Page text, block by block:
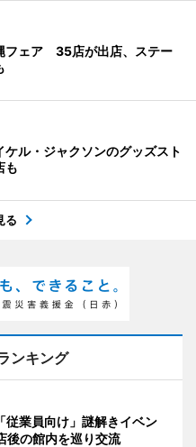
フェア 35店が出店、ステー
ル・ジャクソンのグッズスト
も
る
ンキング
従業員向け」謎解きイベン
の館内を巡り交流